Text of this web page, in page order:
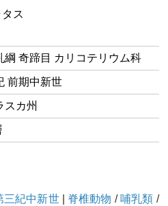
ス
綱 奇蹄目 カリコテリウム科
前期中新世
スカ州
三紀中新世| 脊椎動物 / 哺乳類 /